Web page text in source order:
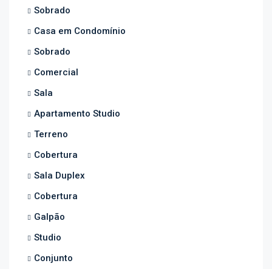
Sobrado
Casa em Condomínio
Sobrado
Comercial
Sala
Apartamento Studio
Terreno
Cobertura
Sala Duplex
Cobertura
Galpão
Studio
Conjunto